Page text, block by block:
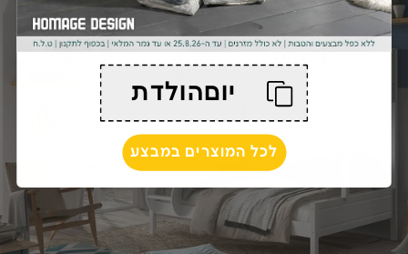
יוםהולדת
לכל המוצרים במבצע